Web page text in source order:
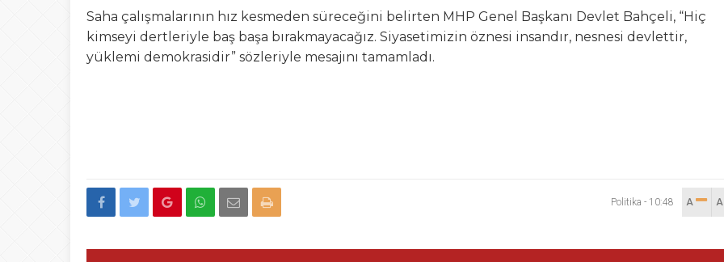
Saha çalışmalarının hız kesmeden süreceğini belirten MHP Genel Başkanı Devlet Bahçeli, “Hiç
kimseyi dertleriyle baş başa bırakmayacağız. Siyasetimizin öznesi insandır, nesnesi devlettir,
yüklemi demokrasidir” sözleriyle mesajını tamamladı.
Politika - 10:48 A